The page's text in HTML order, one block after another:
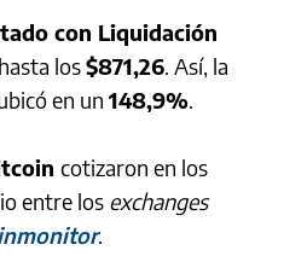
con Liquidación
los$871,26. Así, la
en un 148,9%.
cotizaron en los
entre los exchanges
.